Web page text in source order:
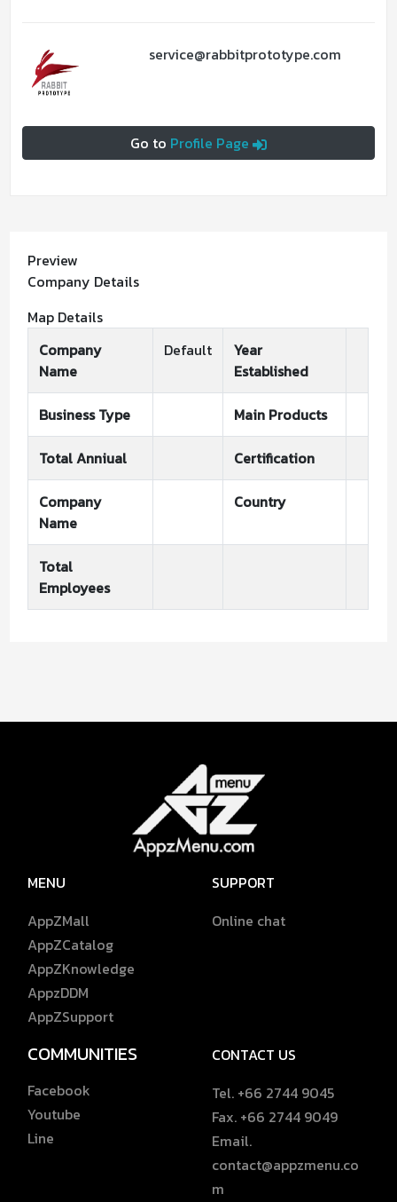
service@rabbitprototype.com
Go to Profile Page
Preview
Company Details
Map Details
Company
Name
Default
Year
Established
Business Type Main Products
Total Anniual Certification
Company
Name
Country
Total
Employees
MENU
AppZMall
AppZCatalog
AppZKnowledge
AppzDDM
AppZSupport
SUPPORT
Online chat
COMMUNITIES
Facebook
Youtube
Line
CONTACT US
Tel. +66 2744 9045
Fax. +66 2744 9049
Email.
contact@appzmenu.co
m